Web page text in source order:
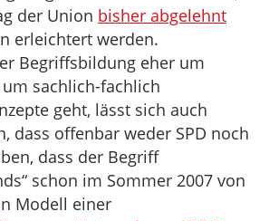
der Union bisher abgelehnt
erleichtert werden.
Begriffsbildung eher um
sachlich-fachlich
geht, lässt sich auch
dass offenbar weder SPD noch
dass der Begriff
schon im Sommer 2007 von
Modell einer